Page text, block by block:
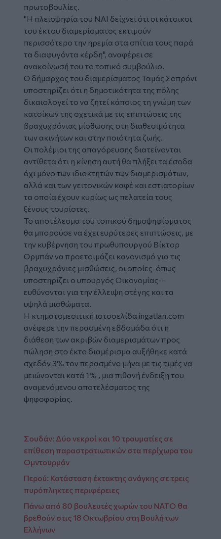
πρωτοβουλίες.
"Η πλειοψηφία του ΝΑΙ δείχνει ότι οι κάτοικοι
του έκτου διαμερίσματος εκτιμούν
περισσότερο την ηρεμία στα σπίτια τους παρά
τα διαφυγόντα κέρδη", αναφέρει σε
ανακοίνωσή του το τοπικό συμβούλιο.
Ο δήμαρχος του διαμερίσματος Ταμάς Σοπρόνι
υποστηρίζει ότι η δημοτικότητα της πόλης
δικαιολογεί το να ζητεί κάποιος τη γνώμη των
κατοίκων της σχετικά με τις επιπτώσεις της
βραχυχρόνιας μίσθωσης στη διαθεσιμότητα
των ακινήτων και στην ποιότητα ζωής.
Οι πολέμιοι της απαγόρευσης διατείνονται
αντίθετα ότι η κίνηση αυτή θα πλήξει τα έσοδα
όχι μόνο των ιδιοκτητών των διαμερισμάτων,
αλλά και των γειτονικών καφέ και εστιατορίων
τα οποία έχουν κυρίως ως πελατεία τους
ξένους τουρίστες.
Το αποτέλεσμα του τοπικού δημοψηφίσματος
θα μπορούσε να έχει ευρύτερες επιπτώσεις, με
την κυβέρνηση του πρωθυπουργού Βίκτορ
Ορμπάν να προετοιμάζει κανονισμό για τις
βραχυχρόνιες μισθώσεις, οι οποίες-όπως
υποστηρίζει ο υπουργός Οικονομίας--
ευθύνονται για την έλλειψη στέγης και τα
υψηλά μισθώματα.
Η κτηματομεσιτική ιστοσελίδα ingatlan.com
ανέφερε την περασμένη εβδομάδα ότι η
διάθεση των ακριβών διαμερισμάτων προς
πώληση στο έκτο διαμέρισμα αυξήθηκε κατά
σχεδόν 3% τον περασμένο μήνα με τις τιμές να
μειώνονται κατά 1% , μια πιθανή ένδειξη του
αναμενόμενου αποτελέσματος της
ψηφοφορίας.
Σουδάν: Δύο νεκροί και 10 τραυματίες σε
επίθεση παραστρατιωτικών στα περίχωρα του
Ομντουρμάν
Περού: Κατάσταση έκτακτης ανάγκης σε τρεις
πυρόπληκτες περιφέρειες
Πάνω από 80 βουλευτές χωρών του ΝΑΤΟ θα
βρεθούν στις 18 Οκτωβρίου στη Βουλή των
Ελλήνων